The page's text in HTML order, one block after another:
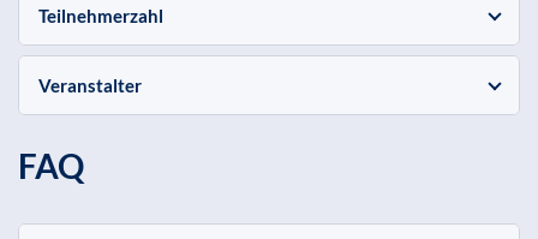
Teilnehmerzahl
Veranstalter
FAQ